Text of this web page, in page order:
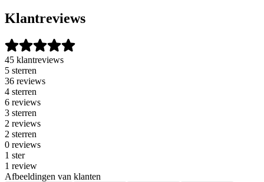
Klantreviews
45 klantreviews
5 sterren
36 reviews
4 sterren
6 reviews
3 sterren
2 reviews
2 sterren
0 reviews
1 ster
1 review
Afbeeldingen van klanten